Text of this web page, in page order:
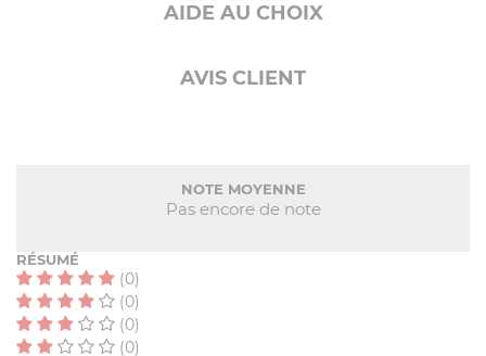
AIDE AU CHOIX
AVIS CLIENT
NOTE MOYENNE
Pas encore de note
RÉSUMÉ
(0)
(0)
(0)
(0)